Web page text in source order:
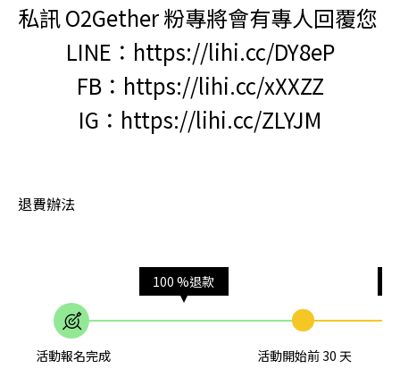
私訊 O2Gether 粉專將會有專人回覆您
LINE：https://lihi.cc/DY8eP
FB：https://lihi.cc/xXXZZ
IG：https://lihi.cc/ZLYJM
退費辦法
100 %退款
活動報名完成 活動開始前 30 天